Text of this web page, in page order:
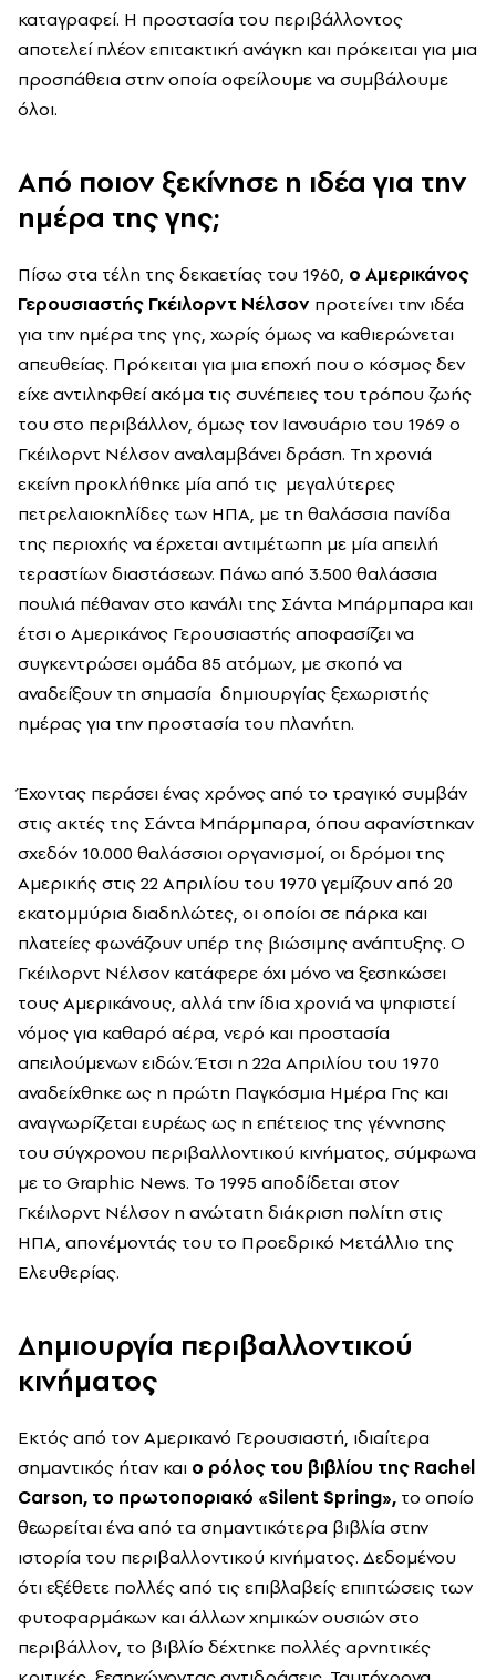
καταγραφεί. Η προστασία του περιβάλλοντος
αποτελεί πλέον επιτακτική ανάγκη και πρόκειται για μια
προσπάθεια στην οποία οφείλουμε να συμβάλουμε
όλοι.
Από ποιον ξεκίνησε η ιδέα για την
ημέρα της γης;
Πίσω στα τέλη της δεκαετίας του 1960, ο Αμερικάνος
Γερουσιαστής Γκέιλορντ Νέλσον προτείνει την ιδέα
για την ημέρα της γης, χωρίς όμως να καθιερώνεται
απευθείας. Πρόκειται για μια εποχή που ο κόσμος δεν
είχε αντιληφθεί ακόμα τις συνέπειες του τρόπου ζωής
του στο περιβάλλον, όμως τον Ιανουάριο του 1969 ο
Γκέιλορντ Νέλσον αναλαμβάνει δράση. Τη χρονιά
εκείνη προκλήθηκε μία από τις μεγαλύτερες
πετρελαιοκηλίδες των ΗΠΑ, με τη θαλάσσια πανίδα
της περιοχής να έρχεται αντιμέτωπη με μία απειλή
τεραστίων διαστάσεων. Πάνω από 3.500 θαλάσσια
πουλιά πέθαναν στο κανάλι της Σάντα Μπάρμπαρα και
έτσι ο Αμερικάνος Γερουσιαστής αποφασίζει να
συγκεντρώσει ομάδα 85 ατόμων, με σκοπό να
αναδείξουν τη σημασία δημιουργίας ξεχωριστής
ημέρας για την προστασία του πλανήτη.
Έχοντας περάσει ένας χρόνος από το τραγικό συμβάν
στις ακτές της Σάντα Μπάρμπαρα, όπου αφανίστηκαν
σχεδόν 10.000 θαλάσσιοι οργανισμοί, οι δρόμοι της
Αμερικής στις 22 Απριλίου του 1970 γεμίζουν από 20
εκατομμύρια διαδηλώτες, οι οποίοι σε πάρκα και
πλατείες φωνάζουν υπέρ της βιώσιμης ανάπτυξης. Ο
Γκέιλορντ Νέλσον κατάφερε όχι μόνο να ξεσηκώσει
τους Αμερικάνους, αλλά την ίδια χρονιά να ψηφιστεί
νόμος για καθαρό αέρα, νερό και προστασία
απειλούμενων ειδών. Έτσι η 22α Απριλίου του 1970
αναδείχθηκε ως η πρώτη Παγκόσμια Ημέρα Γης και
αναγνωρίζεται ευρέως ως η επέτειος της γέννησης
του σύγχρονου περιβαλλοντικού κινήματος, σύμφωνα
με το Graphic News. Το 1995 αποδίδεται στον
Γκέιλορντ Νέλσον η ανώτατη διάκριση πολίτη στις
ΗΠΑ, απονέμοντάς του το Προεδρικό Μετάλλιο της
Ελευθερίας.
Δημιουργία περιβαλλοντικού
κινήματος
Εκτός από τον Αμερικανό Γερουσιαστή, ιδιαίτερα
σημαντικός ήταν και ο ρόλος του βιβλίου της Rachel
Carson, το πρωτοποριακό «Silent Spring», το οποίο
θεωρείται ένα από τα σημαντικότερα βιβλία στην
ιστορία του περιβαλλοντικού κινήματος. Δεδομένου
ότι εξέθετε πολλές από τις επιβλαβείς επιπτώσεις των
φυτοφαρμάκων και άλλων χημικών ουσιών στο
περιβάλλον, το βιβλίο δέχτηκε πολλές αρνητικές